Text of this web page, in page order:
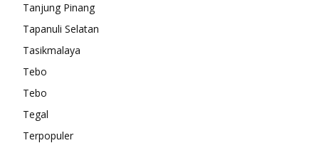
Tanjung Pinang
Tapanuli Selatan
Tasikmalaya
Tebo
Tebo
Tegal
Terpopuler